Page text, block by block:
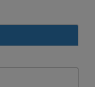
PŁATNOŚCI